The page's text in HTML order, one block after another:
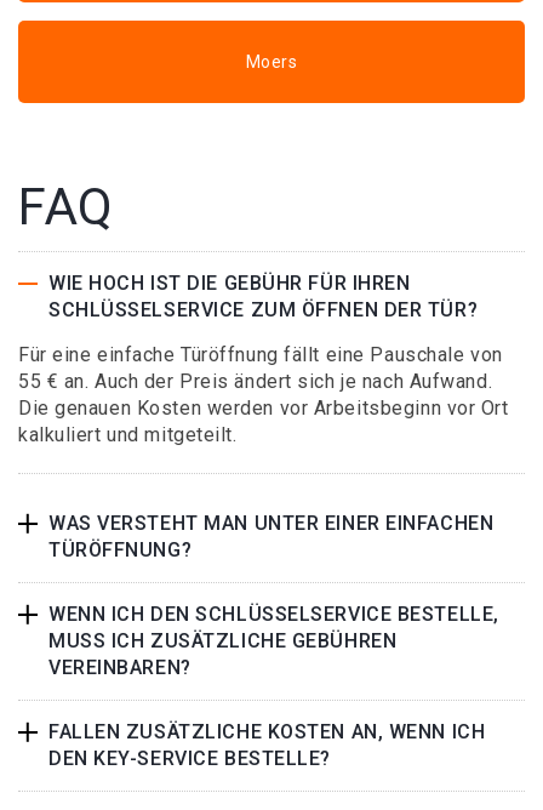
Moers
FAQ
WIE HOCH IST DIE GEBÜHR FÜR IHREN
SCHLÜSSELSERVICE ZUM ÖFFNEN DER TÜR?
Für eine einfache Türöffnung fällt eine Pauschale von
55 € an. Auch der Preis ändert sich je nach Aufwand.
Die genauen Kosten werden vor Arbeitsbeginn vor Ort
kalkuliert und mitgeteilt.
WAS VERSTEHT MAN UNTER EINER EINFACHEN
TÜRÖFFNUNG?
WENN ICH DEN SCHLÜSSELSERVICE BESTELLE,
MUSS ICH ZUSÄTZLICHE GEBÜHREN
VEREINBAREN?
FALLEN ZUSÄTZLICHE KOSTEN AN, WENN ICH
DEN KEY-SERVICE BESTELLE?